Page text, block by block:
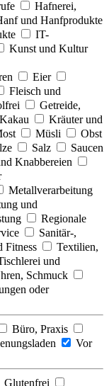
Hafnerei,
und Hanfprodukte
IT-
Kunst und Kultur
Eier
Fleisch und
Getreide,
Kräuter und
Müsli
Obst
Salz
Saucen
Knabbereien
Metallverarbeitung
und
Regionale
Sanitär-,
Fitness
Textilien,
und
Schmuck
oder
Büro, Praxis
Vor
Glutenfrei